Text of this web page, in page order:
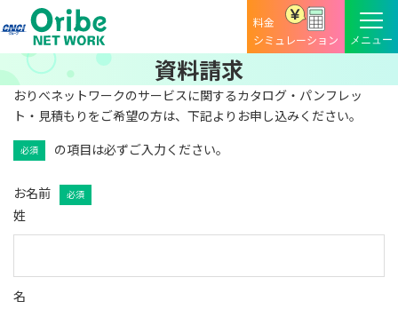
料金
シミュレーション
資料請求
おりべネットワークのサービスに関するカタログ・パンフレッ
ト・見積もりをご希望の方は、下記よりお申し込みください。
必須 の項目は必ずご入力ください。
お名前 必須
姓
名